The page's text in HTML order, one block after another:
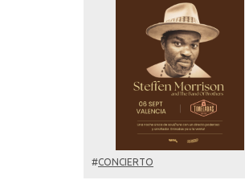
#CONCIERTO